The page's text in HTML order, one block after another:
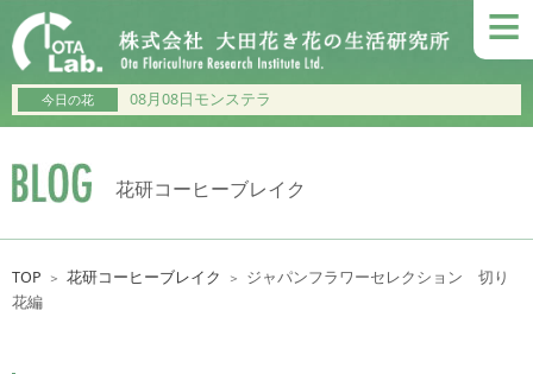
≡
今日の花 08月08日モンステラ
花研コーヒーブレイク
TOP ＞ 花研コーヒーブレイク ＞ ジャパンフラワーセレクション 切り
花編